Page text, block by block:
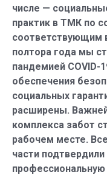
числе —
практик в ТМК по
соответствующим
полтора года мы
пандемией COVID-
обеспечения
социальных
расширены.
комплекса забот
рабочем месте.
части
профессиональную